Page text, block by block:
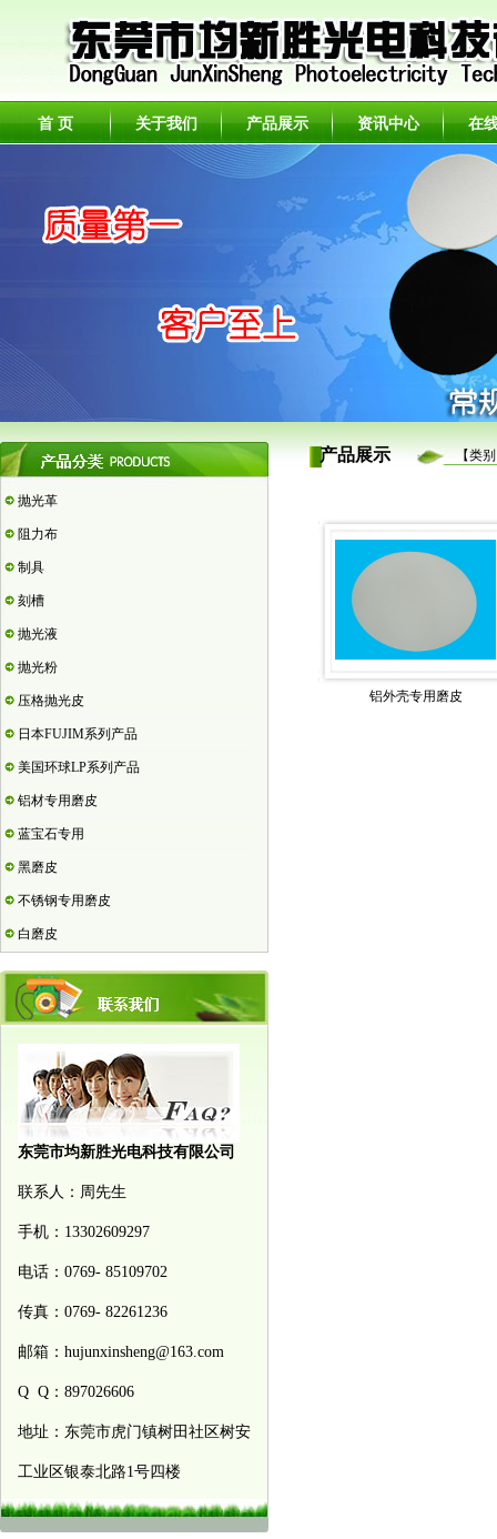
首 页 关于我们 产品展示 资讯中心 在
抛光革
阻力布
制具
刻槽
抛光液
抛光粉
压格抛光皮
日本FUJIM系列产品
美国环球LP系列产品
铝材专用磨皮
蓝宝石专用
黑磨皮
不锈钢专用磨皮
白磨皮
东莞市均新胜光电科技有限公司
联系人：周先生
手机：13302609297
电话：0769- 85109702
传真：0769- 82261236
邮箱：hujunxinsheng@163.com
Q Q：897026606
地址：东莞市虎门镇树田社区树安
工业区银泰北路1号四楼
产品展示 【类
铝外壳专用磨皮